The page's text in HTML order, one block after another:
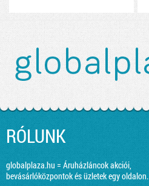
RÓLUNK
globalplaza.hu = Áruházláncok akciói,
bevásárlóközpontok és üzletek egy oldalon.